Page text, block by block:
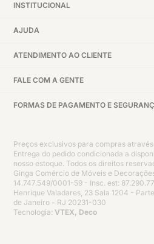
INSTITUCIONAL
AJUDA
ATENDIMENTO AO CLIENTE
FALE COM A GENTE
FORMAS DE PAGAMENTO E
Preços exclusivos para compras
Entrega do pedido condicionada a
nosso estoque. Todos os direitos
Ginga Comércio de Móveis e
14.747.549/0001-59 - Insc. est:
Henrique Valadares, 23 Sala 1204 -
de Janeiro - RJ 20231-030
Tecnologia: VTEX, Deco